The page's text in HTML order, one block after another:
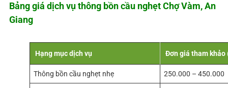
Bảng giá dịch vụ thông bồn cầu nghẹt Chợ Vàm, An
Giang
Hạng mục dịch vụ Đơn giá tham khảo
Thông bồn cầu nghẹt nhẹ 250.000 – 450.000